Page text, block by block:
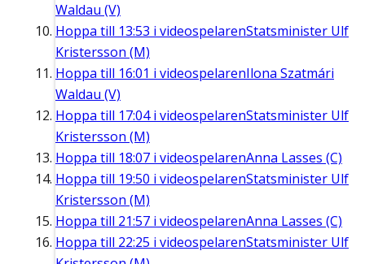
Waldau (V)
Hoppa till 13:53 i videospelarenStatsminister Ulf
Kristersson (M)
Hoppa till 16:01 i videospelarenIlona Szatmári
Waldau (V)
Hoppa till 17:04i videospelarenStatsminister Ulf
Kristersson (M)
Hoppa till 18:07 i videospelarenAnna Lasses (C)
Hoppa till 19:50 i videospelarenStatsminister Ulf
Kristersson (M)
Hoppa till 21:57 i videospelarenAnna Lasses (C)
Hoppa till 22:25 i videospelarenStatsminister Ulf